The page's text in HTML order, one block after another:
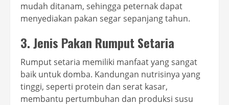
mudah ditanam, sehingga peternak dapat
menyediakan pakan segar sepanjang tahun.
3. Jenis Pakan Rumput Setaria
Rumput setaria memiliki manfaat yang sangat
baik untuk domba. Kandungan nutrisinya yang
tinggi, seperti protein dan serat kasar,
membantu pertumbuhan dan produksi susu